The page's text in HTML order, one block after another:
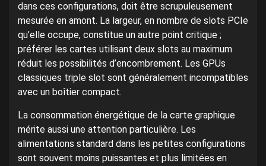
dans ces configurations, doit être scrupuleusement
mesurée en amont. La largeur, en nombre de slots PCIe
qu’elle occupe, constitue un autre point critique ;
préférer les cartes utilisant deux slots au maximum
réduit les possibilités d’encombrement. Les GPUs
classiques triple slot sont généralement incompatibles
avec un boîtier compact.
La consommation énergétique de la carte graphique
mérite aussi une attention particulière. Les
alimentations standard dans les petites configurations
sont souvent moins puissantes et plus limitées en